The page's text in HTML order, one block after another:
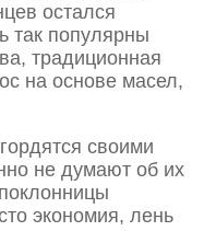
остался
так популярны
традиционная
на основе масел,
своими
не думают об их
экономия, лень